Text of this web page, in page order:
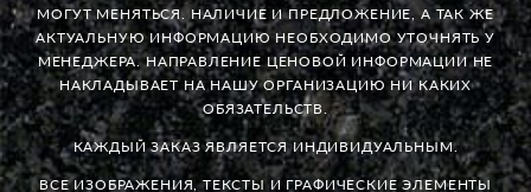
МОГУТ МЕНЯТЬСЯ. НАЛИЧИЕ И ПРЕДЛОЖЕНИЕ, А ТАК ЖЕ
АКТУАЛЬНУЮ ИНФОРМАЦИЮ НЕОБХОДИМО УТОЧНЯТЬ У
МЕНЕДЖЕРА. НАПРАВЛЕНИЕ ЦЕНОВОЙ ИНФОРМАЦИИ НЕ
НАКЛАДЫВАЕТ НА НАШУ ОРГАНИЗАЦИЮ НИ КАКИХ
ОБЯЗАТЕЛЬСТВ.
КАЖДЫЙ ЗАКАЗ ЯВЛЯЕТСЯ ИНДИВИДУАЛЬНЫМ.
ВСЕ ИЗОБРАЖЕНИЯ, ТЕКСТЫ И ГРАФИЧЕСКИЕ ЭЛЕМЕНТЫ